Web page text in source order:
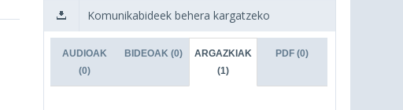
Komunikabideek behera kargatzeko
AUDIOAK
(0)
BIDEOAK (0)
ARGAZKIAK
(1)
PDF (0)